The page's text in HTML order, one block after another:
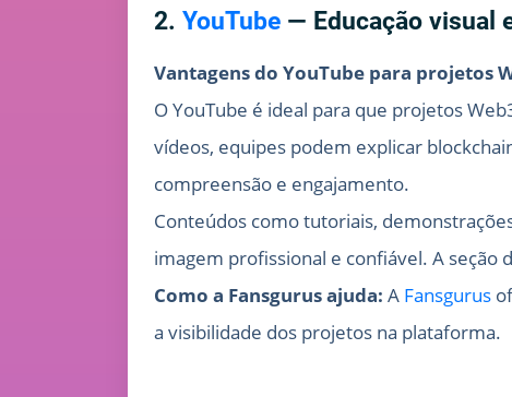
2. YouTube — Educação visual
Vantagens do YouTube para projetos
O YouTube é ideal para que projetos
vídeos, equipes podem explicar
compreensão e engajamento.
Conteúdos como tutoriais,
imagem profissional e confiável. A
Como a Fansgurus ajuda: A Fansgurus
a visibilidade dos projetos na plataforma.